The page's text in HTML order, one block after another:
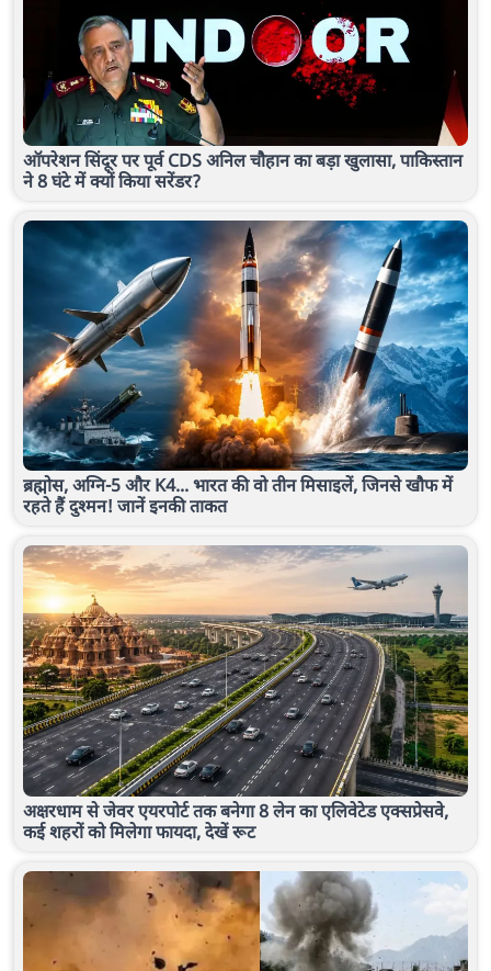
ऑपरेशन सिंदूर पर पूर्व CDS अनिल चौहान का बड़ा खुलासा, पाकिस्तान
ने 8 घंटे में क्यों किया सरेंडर?
ब्रह्मोस, अग्नि-5 और K4... भारत की वो तीन मिसाइलें, जिनसे खौफ में
रहते हैं दुश्मन! जानें इनकी ताकत
अक्षरधाम से जेवर एयरपोर्ट तक बनेगा 8 लेन का एलिवेटेड एक्सप्रेसवे,
कई शहरों को मिलेगा फायदा, देखें रूट